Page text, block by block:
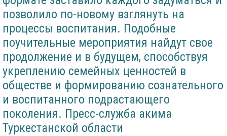
позволило по-новому взглянуть на
процессы воспитания. Подобные
поучительные мероприятия найдут свое
продолжение и в будущем, способствуя
укреплению семейных ценностей в
обществе и формированию сознательного
и воспитанного подрастающего
поколения. Пресс-служба акима
Туркестанской области